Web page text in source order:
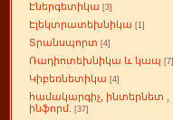
Էներգետիկա [3]
Էլեկտրատեխնիկա [1]
Տրանսպորտ [4]
Ռադիոտեխնիկա և կապ [7]
Կիբեռնետիկա [4]
համակարգիչ, ինտերնետ ,
ինֆորմ.
[37]